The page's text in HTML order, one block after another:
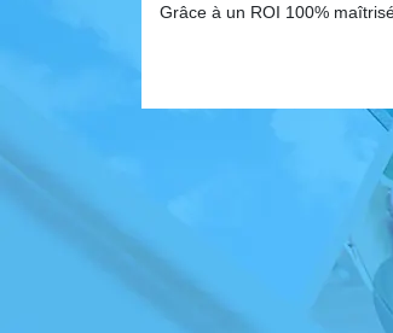
Grâce à un ROI 100%